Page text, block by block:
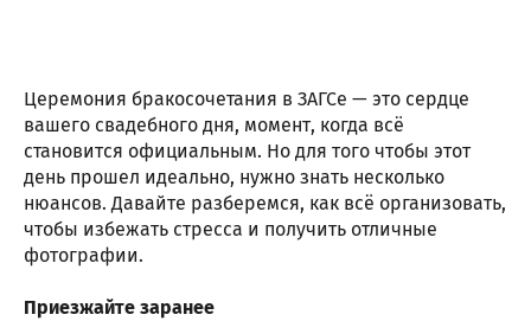
Церемония бракосочетания в ЗАГСе — это сердце
вашего свадебного дня, момент, когда всё
становится официальным. Но для того чтобы этот
день прошел идеально, нужно знать несколько
нюансов. Давайте разберемся, как всё организовать,
чтобы избежать стресса и получить отличные
фотографии.
Приезжайте заранее